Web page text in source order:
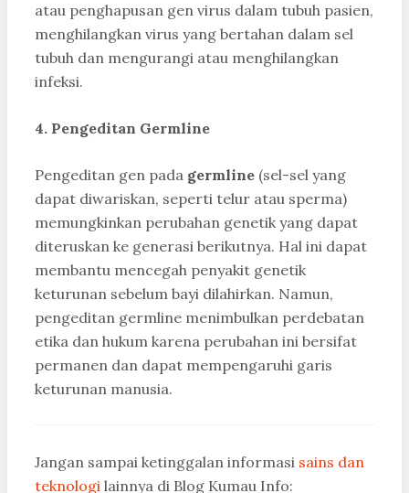
atau penghapusan gen virus dalam tubuh pasien,
menghilangkan virus yang bertahan dalam sel
tubuh dan mengurangi atau menghilangkan
infeksi.
4. Pengeditan Germline
Pengeditan gen pada germline (sel-sel yang
dapat diwariskan, seperti telur atau sperma)
memungkinkan perubahan genetik yang dapat
diteruskan ke generasi berikutnya. Hal ini dapat
membantu mencegah penyakit genetik
keturunan sebelum bayi dilahirkan. Namun,
pengeditan germline menimbulkan perdebatan
etika dan hukum karena perubahan ini bersifat
permanen dan dapat mempengaruhi garis
keturunan manusia.
Jangan sampai ketinggalan informasi sains dan
teknologi lainnya di Blog Kumau Info: